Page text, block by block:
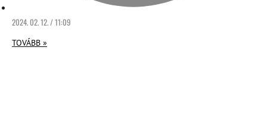
2024. 02. 12. / 11:09
TOVÁBB »